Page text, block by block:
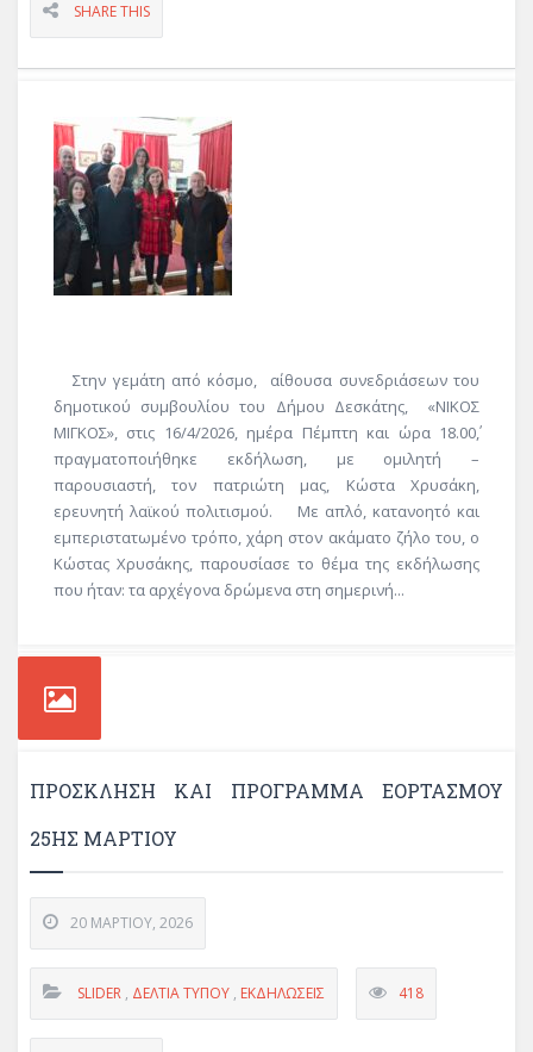
SHARE THIS
Στην γεμάτη από κόσμο, αίθουσα συνεδριάσεων του
δημοτικού συμβουλίου του Δήμου Δεσκάτης, «ΝΙΚΟΣ
ΜΙΓΚΟΣ», στις 16/4/2026, ημέρα Πέμπτη και ώρα 18.00΄,
πραγματοποιήθηκε εκδήλωση, με ομιλητή –
παρουσιαστή, τον πατριώτη μας, Κώστα Χρυσάκη,
ερευνητή λαϊκού πολιτισμού. Με απλό, κατανοητό και
εμπεριστατωμένο τρόπο, χάρη στον ακάματο ζήλο του, ο
Κώστας Χρυσάκης, παρουσίασε το θέμα της εκδήλωσης
που ήταν: τα αρχέγονα δρώμενα στη σημερινή...
ΠΡΟΣΚΛΗΣΗ ΚΑΙ ΠΡΟΓΡΑΜΜΑ ΕΟΡΤΑΣΜΟΥ
25ΗΣ ΜΑΡΤΙΟΥ
20 ΜΑΡΤΊΟΥ, 2026
SLIDER , ΔΕΛΤΊΑ ΤΎΠΟΥ , ΕΚΔΗΛΏΣΕΙΣ 418